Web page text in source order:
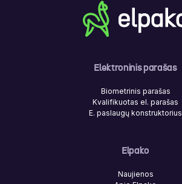
Elektroninis parašas
Biometrinis parašas
Kvalifikuotas el. parašas
E. paslaugų konstruktorius
Elpako
Naujienos